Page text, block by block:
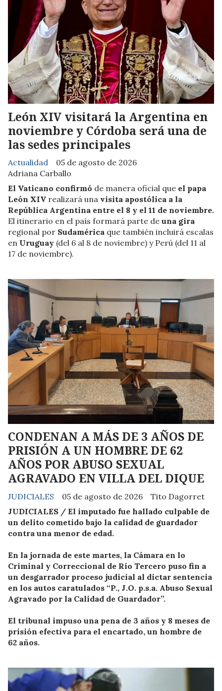
León XIV visitará la Argentina en
noviembre y Córdoba será una de
las sedes principales
Adriana Carballo
Actualidad 05 de agosto de 2026
El Vaticano confirmó de manera oficial que el papa
León XIV realizará una visita apostólica a la
República Argentina entre el 8 y el 11 de noviembre.
El itinerario en el país formará parte de una gira
regional por Sudamérica que también incluirá escalas
en Uruguay (del 6 al 8 de noviembre) y Perú (del 11 al
17 de noviembre).
CONDENAN A MÁS DE 3 AÑOS DE
PRISIÓN A UN HOMBRE DE 62
AÑOS POR ABUSO SEXUAL
AGRAVADO EN VILLA DEL DIQUE
Tito Dagorret
JUDICIALES
05 de agosto de 2026
JUDICIALES / El imputado fue hallado culpable de
un delito cometido bajo la calidad de guardador
contra una menor de edad.
En la jornada de este martes, la Cámara en lo
Criminal y Correccional de Río Tercero puso fin a
un desgarrador proceso judicial al dictar sentencia
en los autos caratulados “P., J.O. p.s.a. Abuso Sexual
Agravado por la Calidad de Guardador”.
El tribunal impuso una pena de 3 años y 8 meses de
prisión efectiva para el encartado, un hombre de
62 años.